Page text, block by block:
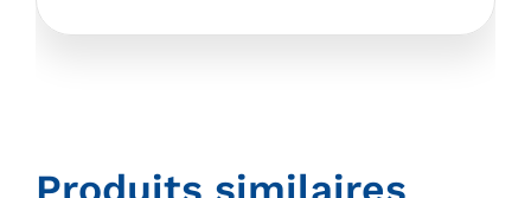
Produits similaires